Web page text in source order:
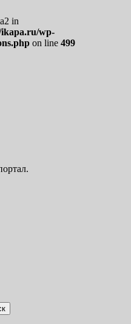
in
ikapa.ru/wp-
on line 499